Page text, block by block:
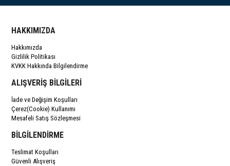
HAKKIMIZDA
Hakkımızda
Gizlilik Politikası
KVKK Hakkında Bilgilendirme
ALIŞVERİŞ BİLGİLERİ
İade ve Değişim Koşulları
Çerez(Cookie) Kullanımı
Mesafeli Satış Sözleşmesi
BİLGİLENDİRME
Teslimat Koşulları
Güvenli Alışveriş